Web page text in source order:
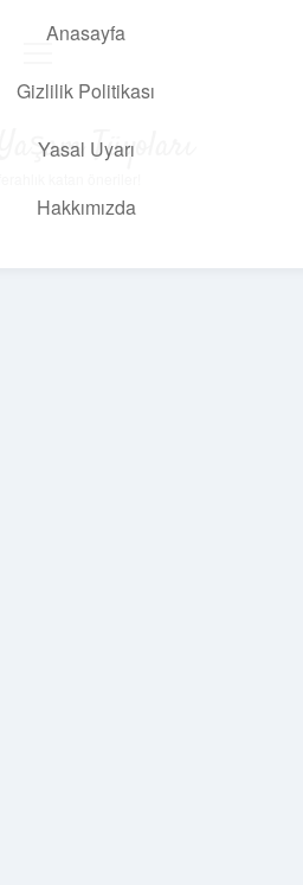
Anasayfa
Gizlilik Politikası
Yasal Uyarı
Hakkımızda
Tüyoları